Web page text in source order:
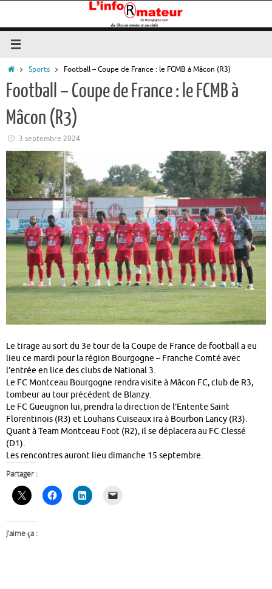
contenu
Accueil
Sports Football – Coupe de France : le FCMB à Mâcon (R3)
Football – Coupe de France : le FCMB à
Mâcon (R3)
3 septembre 2024
Le tirage au sort du 3e tour de la Coupe de France de football a eu
lieu ce mardi pour la région Bourgogne – Franche Comté avec
l’entrée en lice des clubs de National 3.
Le FC Montceau Bourgogne rendra visite à Mâcon FC, club de R3,
tombeur au tour précédent de Blanzy.
Le FC Gueugnon lui, prendra la direction de l’Entente Saint
Florentinois (R3) et Louhans Cuiseaux ira à Bourbon Lancy (R3).
Quant à Team Montceau Foot (R2), il se déplacera au FC Clessé
(D1).
Les rencontres auront lieu dimanche 15 septembre.
Partager :
J’aime ça :